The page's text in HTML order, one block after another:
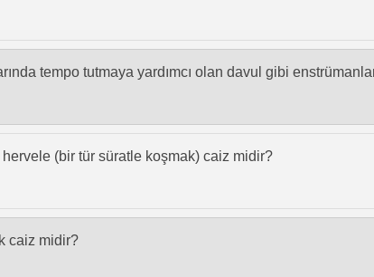
tempo tutmaya yardımcı olan davul gibi
(bir tür süratle koşmak) caiz midir?
caiz midir?